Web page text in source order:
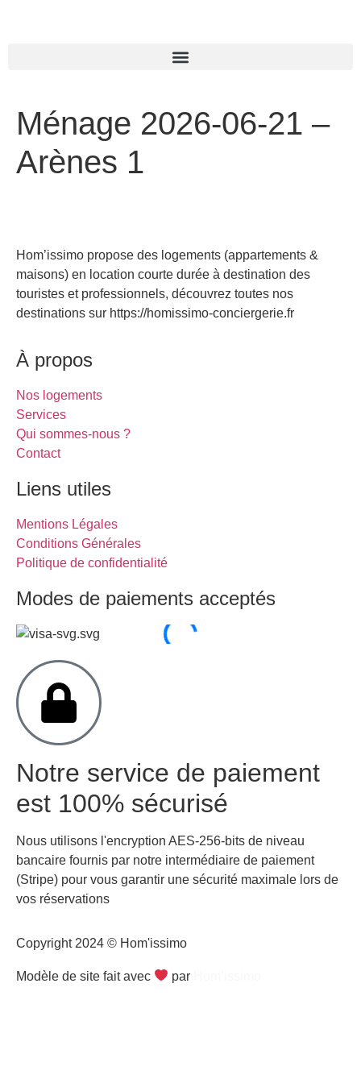
Ménage 2026-06-21 –
Arènes 1
Hom’issimo propose des logements (appartements &
maisons) en location courte durée à destination des
touristes et professionnels, découvrez toutes nos
destinations sur https://homissimo-conciergerie.fr
À propos
Nos logements
Services
Qui sommes-nous ?
Contact
Liens utiles
Mentions Légales
Conditions Générales
Politique de confidentialité
Modes de paiements acceptés
Notre service de paiement
est 100% sécurisé
Nous utilisons l'encryption AES-256-bits de niveau
bancaire fournis par notre intermédiaire de paiement
(Stripe) pour vous garantir une sécurité maximale lors de
vos réservations
Copyright 2024 © Hom'issimo
Modèle de site fait avec par